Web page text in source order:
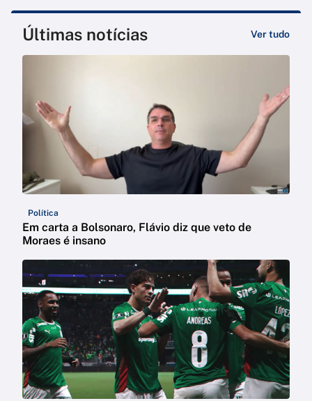
Últimas notícias Ver tudo
Política
Em carta a Bolsonaro, Flávio diz que veto de
Moraes é insano